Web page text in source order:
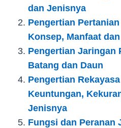
dan Jenisnya
Pengertian
Konsep, Manfaat
Pengertian Jaringan
Batang dan Daun
Pengertian
Keuntungan,
Jenisnya
Fungsi dan Peranan